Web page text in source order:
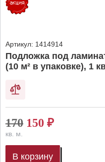
Артикул: 1414914
Подложка под
(10 м² в упаковке), 1
170 150 ₽
кв. м.
В корзину